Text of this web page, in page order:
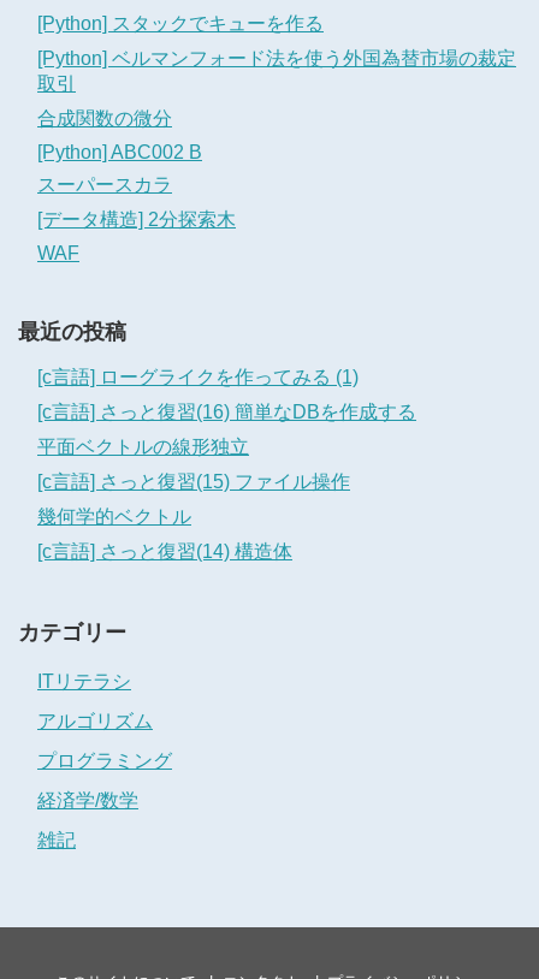
[Python] スタックでキューを作る
[Python] ベルマンフォード法を使う外国為替市場の裁定
取引
合成関数の微分
[Python] ABC002 B
スーパースカラ
[データ構造] 2分探索木
WAF
最近の投稿
[c言語] ローグライクを作ってみる (1)
[c言語] さっと復習(16) 簡単なDBを作成する
平面ベクトルの線形独立
[c言語] さっと復習(15) ファイル操作
幾何学的ベクトル
[c言語] さっと復習(14) 構造体
カテゴリー
ITリテラシ
アルゴリズム
プログラミング
経済学/数学
雑記